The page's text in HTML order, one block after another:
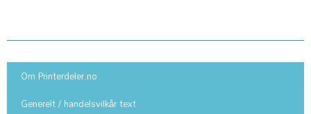
Om Printerdeler.no
Generelt / handelsvilkår text